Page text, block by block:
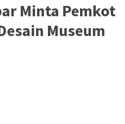
Minta Pemkot
Museum